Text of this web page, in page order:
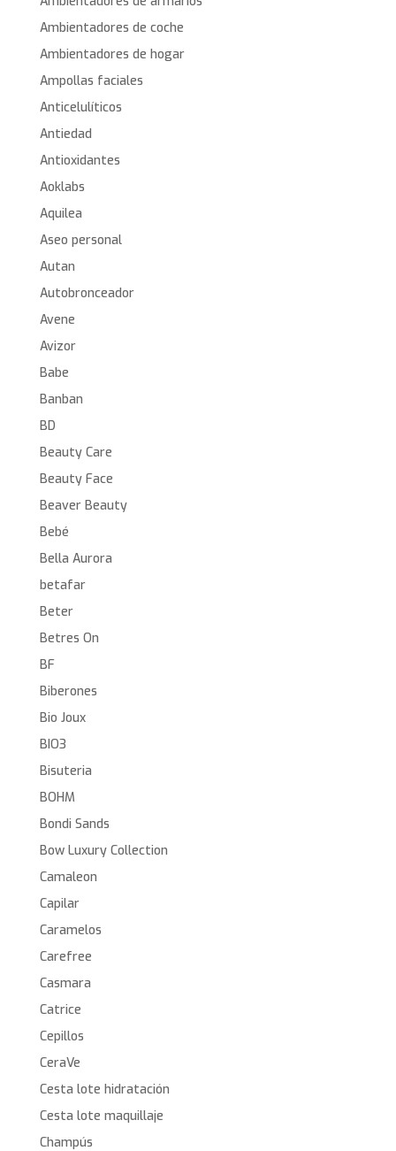
Ambientadores de coche
Ambientadores de hogar
Ampollas faciales
Anticelulíticos
Antiedad
Antioxidantes
Aoklabs
Aquilea
Aseo personal
Autan
Autobronceador
Avene
Avizor
Babe
Banban
BD
Beauty Care
Beauty Face
Beaver Beauty
Bebé
Bella Aurora
betafar
Beter
Betres On
BF
Biberones
Bio Joux
BIO3
Bisuteria
BOHM
Bondi Sands
Bow Luxury Collection
Camaleon
Capilar
Caramelos
Carefree
Casmara
Catrice
Cepillos
CeraVe
Cesta lote hidratación
Cesta lote maquillaje
Champús